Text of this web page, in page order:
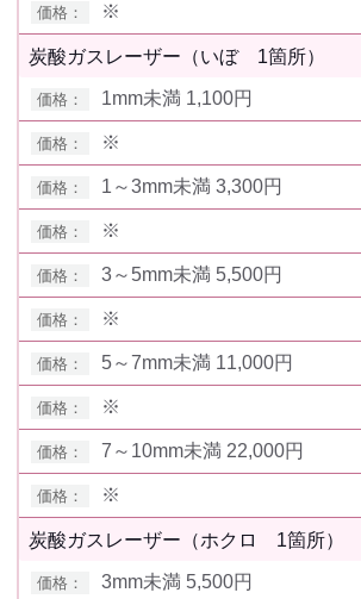
※
炭酸ガスレーザー（いぼ 1箇所）
1mm未満 1,100円
※
1～3mm未満 3,300円
※
3～5mm未満 5,500円
※
5～7mm未満 11,000円
※
7～10mm未満 22,000円
※
炭酸ガスレーザー（ホクロ 1箇所）
3mm未満 5,500円